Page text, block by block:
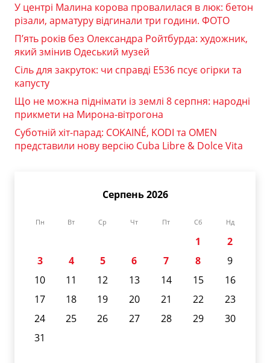
У центрі Малина корова провалилася в люк: бетон
різали, арматуру відгинали три години. ФОТО
П’ять років без Олександра Ройтбурда: художник,
який змінив Одеський музей
Сіль для закруток: чи справді Е536 псує огірки та
капусту
Що не можна піднімати із землі 8 серпня: народні
прикмети на Мирона-вітрогона
Суботній хіт-парад: COKAINÉ, KODI та OMEN
представили нову версію Cuba Libre & Dolce Vita
Серпень 2026
Пн Вт Ср Чт Пт Сб Нд
1
2
3
4 5 6 7 8
9
10
11 12 13 14 15
16
17
18 19 20 21 22
23
24
25 26 27 28 29
30
31